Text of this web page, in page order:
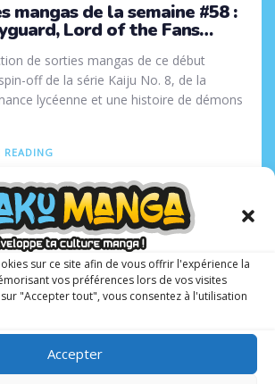
sur ce site afin de vous offrir l'expérience la
vos préférences lors de vos visites
"Accepter tout", vous consentez à l'utilisation
Accepter
mangas de la semaine #58 :
Lord of the Fans…
de sorties mangas de ce début
off de la série Kaiju No. 8, de la
lycéenne et une histoire de démons
READING
17 SEPTEMBRE 2024